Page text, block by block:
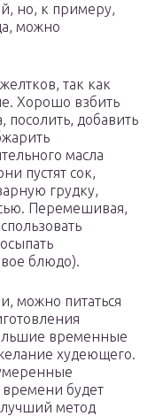
но, к примеру,
можно
так как
Хорошо взбить
посолить, добавить
масла
пустят сок,
грудку,
Перемешивая,
блюдо).
можно питаться
временные
худеющего.
будет
лучший метод